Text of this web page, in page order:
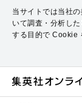
当サイトでは当社
いて調査・分析し
する目的で Cookie